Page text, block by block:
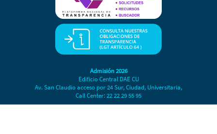
Admisión 2026
Edificio Central DAE CU
Av. San Claudio acceso por 24 Sur, Ciudad, Universitaria,
Call Center: 22 22 29 55 95